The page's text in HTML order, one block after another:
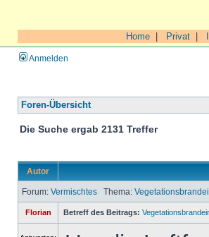
Home Privat
Anmelden
Foren-Übersicht
Die Suche ergab 2131 Treffer
Autor
Forum: Vermischtes Thema:
Florian Betreff des Beitrags: